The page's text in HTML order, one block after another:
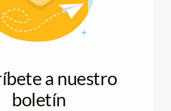
a nuestro
boletín